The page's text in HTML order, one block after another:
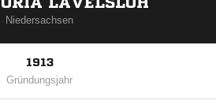
Niedersachsen
1913
Gründungsjahr